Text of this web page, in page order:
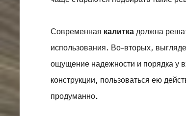
Современная калиткадолжна
использования. Во-вторых,
ощущение надежности и порядка у
конструкции, пользоваться ею
продуманно.